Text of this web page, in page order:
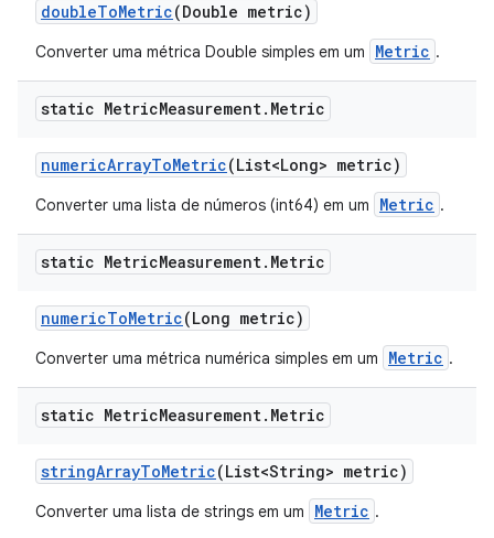
doubleToMetric(Double metric)
Converter uma métrica Double simples em um Metric .
static MetricMeasurement. Metric
numericArrayToMetric(List<Long> metric)
Converter uma lista de números (int64) em um Metric .
static MetricMeasurement. Metric
numericToMetric(Long metric)
Converter uma métrica numérica simples em um Metric .
static MetricMeasurement. Metric
stringArrayToMetric(List<String> metric)
Converter uma lista de strings em um Metric .